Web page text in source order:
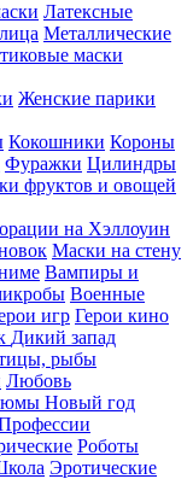
Латексные
Металлические
маски
Женские парики
Кокошники Короны
Фуражки Цилиндры
фруктов и овощей
на Хэллоуин
Маски на стену
Вампиры и
Военные
игр Герои кино
Дикий запад
рыбы
Любовь
Новый год
Роботы
Эротические